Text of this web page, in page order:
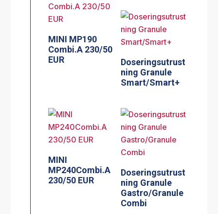
MINI MP190
Combi.A 230/50
EUR
Doseringsutrust
ning Granule
Smart/Smart+
MINI
MP240Combi.A
230/50 EUR
Doseringsutrust
ning Granule
Gastro/Granule
Combi